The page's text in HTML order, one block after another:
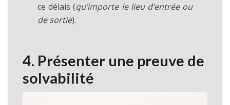
ce délais (qu’importe le lieu d’entrée ou
de sortie).
4. Présenter une preuve de
solvabilité